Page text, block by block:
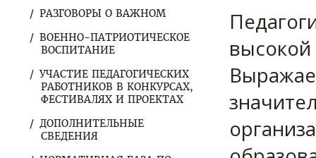
РАЗГОВОРЫ О ВАЖНОМ
ВОЕННО-ПАТРИОТИЧЕСКОЕ
ВОСПИТАНИЕ
УЧАСТИЕ ПЕДАГОГИЧЕСКИХ
РАБОТНИКОВ В КОНКУРСАХ,
ФЕСТИВАЛЯХ И ПРОЕКТАХ
ДОПОЛНИТЕЛЬНЫЕ
СВЕДЕНИЯ
высокой